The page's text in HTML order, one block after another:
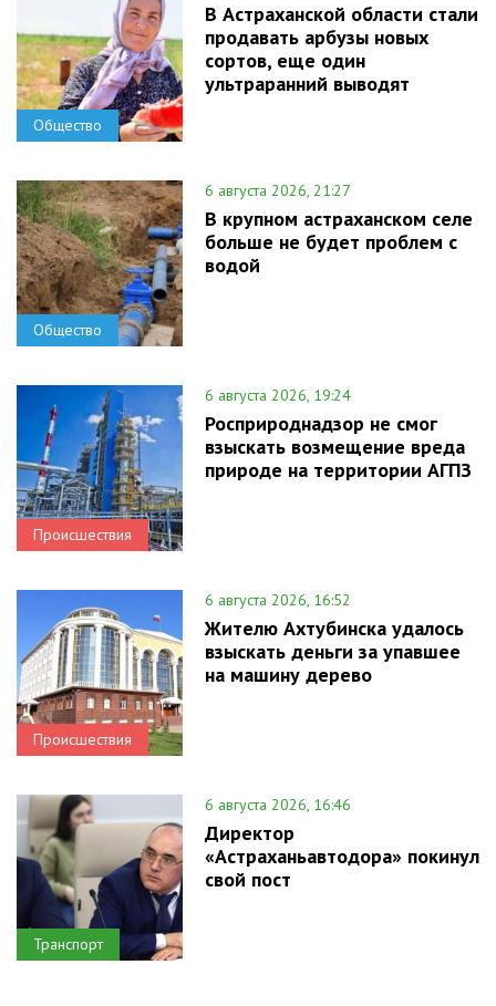
Общество
В Астраханской области стали
продавать арбузы новых
сортов, еще один
ультраранний выводят
Общество
6 августа 2026, 21:27
В крупном астраханском селе
больше не будет проблем с
водой
Происшествия
6 августа 2026, 19:24
Росприроднадзор не смог
взыскать возмещение вреда
природе на территории АГПЗ
Происшествия
6 августа 2026, 16:52
Жителю Ахтубинска удалось
взыскать деньги за упавшее
на машину дерево
Транспорт
6 августа 2026, 16:46
Директор
«Астраханьавтодора» покинул
свой пост